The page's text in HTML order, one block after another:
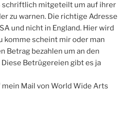
schriftlich mitgeteilt um auf ihrer
zu warnen. Die richtige Adresse
und nicht in England. Hier wird
komme scheint mir oder man
Betrag bezahlen um an den
Diese Betrügereien gibt es ja
Mail von World Wide Arts